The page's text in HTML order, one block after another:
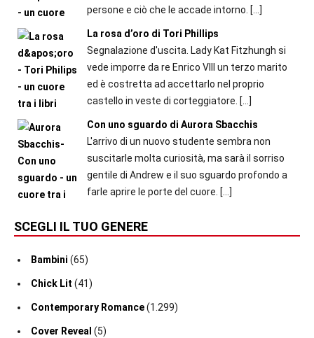
persone e ciò che le accade intorno. […]
La rosa d’oro di Tori Phillips
Segnalazione d'uscita. Lady Kat Fitzhungh si
vede imporre da re Enrico VIII un terzo marito
ed è costretta ad accettarlo nel proprio
castello in veste di corteggiatore. […]
Con uno sguardo di Aurora Sbacchis
L'arrivo di un nuovo studente sembra non
suscitarle molta curiosità, ma sarà il sorriso
gentile di Andrew e il suo sguardo profondo a
farle aprire le porte del cuore. […]
SCEGLI IL TUO GENERE
Bambini (65)
Chick Lit (41)
Contemporary Romance(1.299)
Cover Reveal (5)